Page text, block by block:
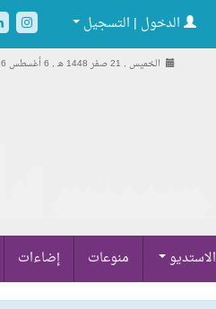
الدخول | التسجيل
الخميس , 21 صفر 1448 هـ , 6 أغسطس 2026 م |
الاستديو منوعات إضاءات